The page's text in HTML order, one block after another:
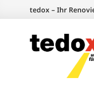
springen
tedox – Ihr